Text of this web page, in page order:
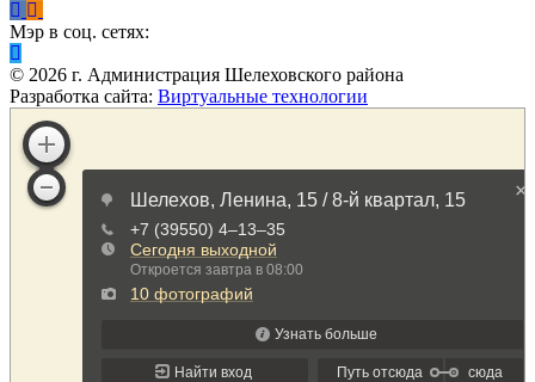
Мэр в соц. сетях:
© 2026 г. Администрация Шелеховского района
Разработка сайта: Виртуальные технологии